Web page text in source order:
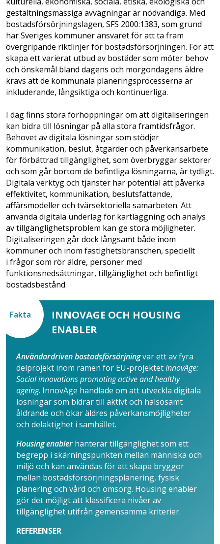
gestaltningsmässiga avvägningar är nödvändiga. Med
bostadsförsörjningslagen, SFS 2000:1383, som grund
har Sveriges kommuner ansvaret för att ta fram
övergripande riktlinjer för bostadsförsörjningen. För att
skapa ett varierat utbud av bostäder som möter behov
och önskemål bland dagens och morgondagens äldre
krävs att de kommunala planeringsprocesserna är
inkluderande, långsiktiga och kontinuerliga.
I dag finns stora förhoppningar om att digitaliseringen
kan bidra till lösningar på alla stora framtidsfrågor.
Behovet av digitala lösningar som stödjer
kommunikation, beslut, åtgärder och påverkansarbete
för förbättrad tillgänglighet, som överbryggar sektorer
och som går bortom de befintliga lösningarna, är tydligt.
Digitala verktyg och tjänster har potential att påverka
effektivitet, kommunikation, beslutsfattande,
affärsmodeller och tvärsektoriella samarbeten. Att
använda digitala underlag för kartläggning och analys
av tillgänglighetsproblem kan ge stora möjligheter.
Digitaliseringen går dock långsamt både inom
kommuner och inom fastighetsbranschen, speciellt
i frågor som rör äldre, personer med
funktionsnedsättningar, tillgänglighet och befintligt
bostadsbestånd.
Fakta
INNOVAGE OCH HOUSING
ENABLER
Användardriven bostadsförsörjningvar ett av fyra
delprojekt inom ramen för EU-projektetInnovAge:
Social innovations promoting active and healthy
ageing. InnovAge handlade om att utveckla digitala
lösningar som bidrar till aktivt och hälsosamt
åldrande och ökar äldres påverkansmöjligheter
och delaktighet i samhället.
Housing enabler hanterar tillgänglighet som ett
begrepp i skärnings­punkten mellan män­niska och
miljö och kan användas för att skapa bryggor
mellan bostads­försörjningsplanering, fysisk
planering och vård och omsorg. Housing enabler
gör det möjligt att klassificera nivåer av
tillgänglighet utifrån gemensamma kriterier.
REFERENSER